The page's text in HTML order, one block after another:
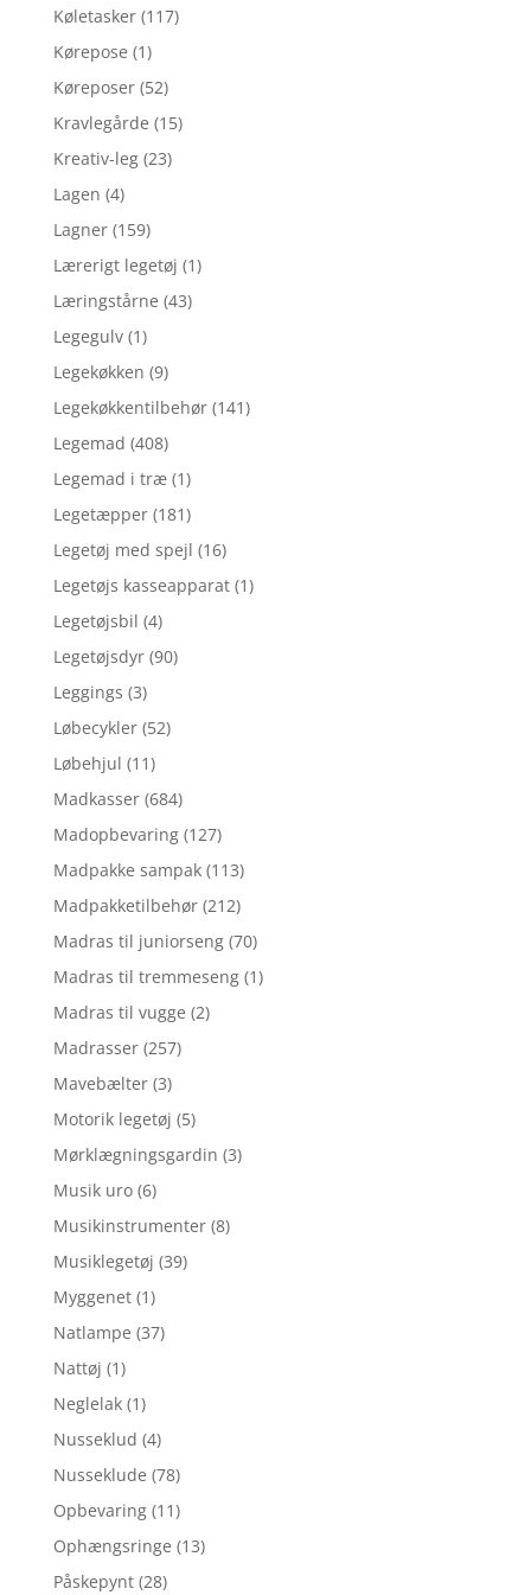
Køletasker (117)
Kørepose (1)
Køreposer (52)
Kravlegårde (15)
Kreativ-leg (23)
Lagen (4)
Lagner (159)
Lærerigt legetøj (1)
Læringstårne (43)
Legegulv (1)
Legekøkken (9)
Legekøkkentilbehør (141)
Legemad (408)
Legemad i træ (1)
Legetæpper (181)
Legetøj med spejl (16)
Legetøjs kasseapparat (1)
Legetøjsbil (4)
Legetøjsdyr (90)
Leggings (3)
Løbecykler (52)
Løbehjul (11)
Madkasser (684)
Madopbevaring (127)
Madpakke sampak (113)
Madpakketilbehør (212)
Madras til juniorseng (70)
Madras til tremmeseng (1)
Madras til vugge (2)
Madrasser (257)
Mavebælter (3)
Motorik legetøj (5)
Mørklægningsgardin (3)
Musik uro (6)
Musikinstrumenter (8)
Musiklegetøj (39)
Myggenet (1)
Natlampe (37)
Nattøj (1)
Neglelak (1)
Nusseklud (4)
Nusseklude (78)
Opbevaring (11)
Ophængsringe (13)
Påskepynt (28)